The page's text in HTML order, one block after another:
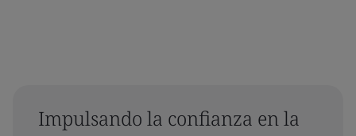
Impulsando la confianza en la